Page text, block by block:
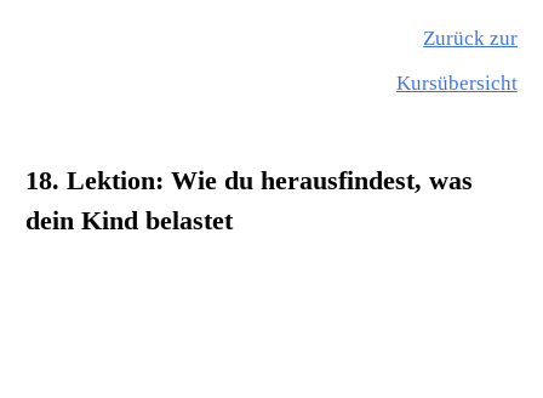
Zurück zur
Kursübersicht
18. Lektion: Wie du herausfindest, was
dein Kind belastet